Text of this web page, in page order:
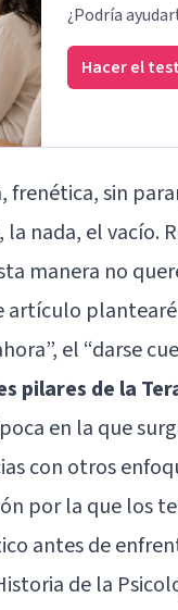
¿Podría
Hacer el
frenética, sin
nada, el vacío.
manera no
artículo
el “darse
pilares de la
en la que
con otros
por la que los
antes de
de la